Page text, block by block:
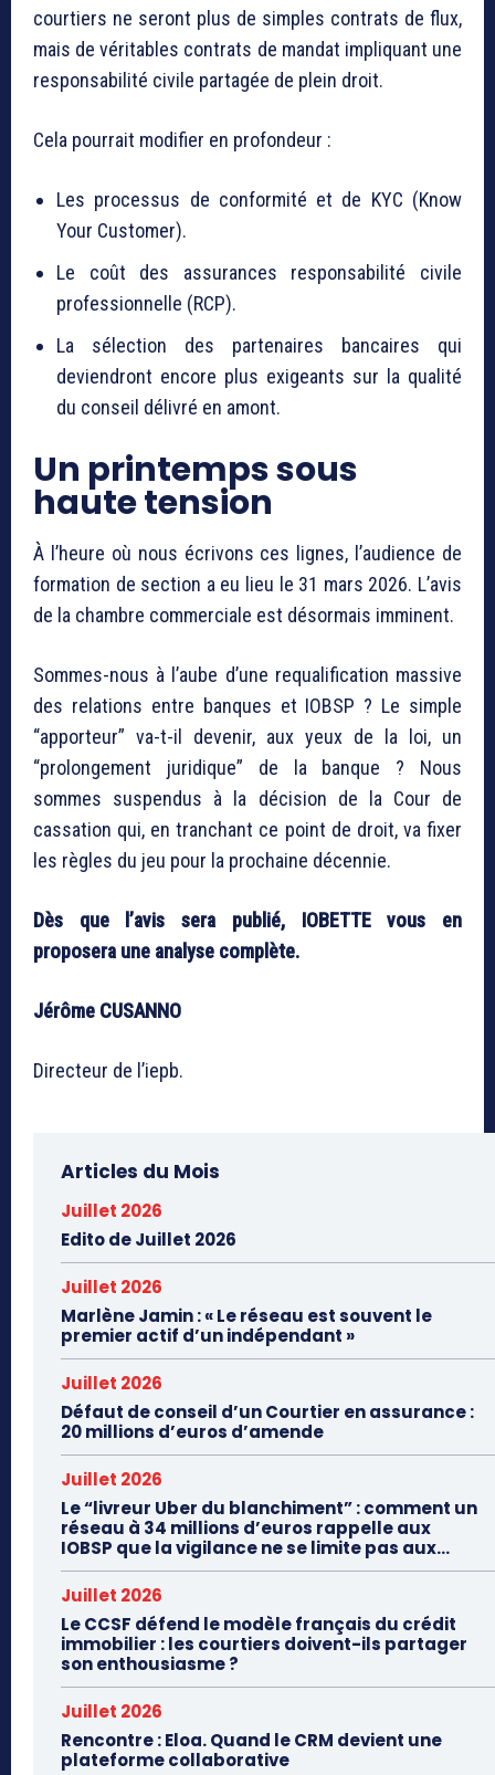
courtiers ne seront plus de simples contrats de flux,
mais de véritables contrats de mandat impliquant une
responsabilité civile partagée de plein droit.
Cela pourrait modifier en profondeur :
Les processus de conformité et de KYC (Know
Your Customer).
Le coût des assurances responsabilité civile
professionnelle (RCP).
La sélection des partenaires bancaires qui
deviendront encore plus exigeants sur la qualité
du conseil délivré en amont.
Un printemps sous
haute tension
À l’heure où nous écrivons ces lignes, l’audience de
formation de section a eu lieu le 31 mars 2026. L’avis
de la chambre commerciale est désormais imminent.
Sommes-nous à l’aube d’une requalification massive
des relations entre banques et IOBSP ? Le simple
“apporteur” va-t-il devenir, aux yeux de la loi, un
“prolongement juridique” de la banque ? Nous
sommes suspendus à la décision de la Cour de
cassation qui, en tranchant ce point de droit, va fixer
les règles du jeu pour la prochaine décennie.
Dès que l’avis sera publié, IOBETTE vous en
proposera une analyse complète.
Jérôme CUSANNO
Directeur de l’iepb.
Articles du Mois
Juillet 2026
Edito de Juillet 2026
Juillet 2026
Marlène Jamin : « Le réseau est souvent le
premier actif d’un indépendant »
Juillet 2026
Défaut de conseil d’un Courtier en assurance :
20 millions d’euros d’amende
Juillet 2026
Le “livreur Uber du blanchiment” : comment un
réseau à 34 millions d’euros rappelle aux
IOBSP que la vigilance ne se limite pas aux...
Juillet 2026
Le CCSF défend le modèle français du crédit
immobilier : les courtiers doivent-ils partager
son enthousiasme ?
Juillet 2026
Rencontre : Eloa. Quand le CRM devient une
plateforme collaborative